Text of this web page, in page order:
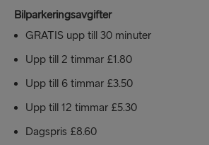
Bilparkeringsavgifter
GRATIS upp till 30 minuter
Upp till 2 timmar £1.80
Upp till 6 timmar £3.50
Upp till 12 timmar £5.30
Dagspris £8.60